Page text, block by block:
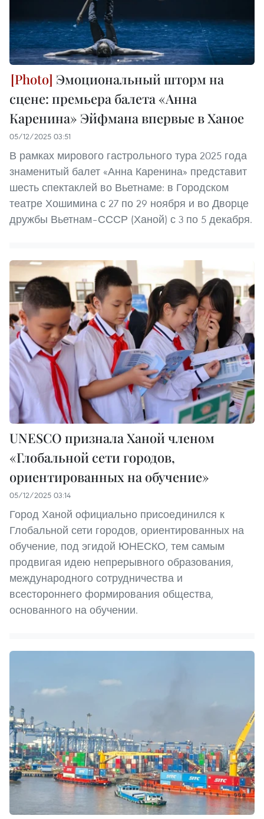
Эмоциональный шторм на
сцене: премьера балета «Анна
Каренина» Эйфмана впервые в Ханое
05/12/2025 03:51
В рамках мирового гастрольного тура 2025 года
знаменитый балет «Анна Каренина» представит
шесть спектаклей во Вьетнаме: в Городском
театре Хошимина с 27 по 29 ноября и во Дворце
дружбы Вьетнам–СССР (Ханой) с 3 по 5 декабря.
UNESCO признала Ханой членом
«Глобальной сети городов,
ориентированных на обучение»
05/12/2025 03:14
Город Ханой официально присоединился к
Глобальной сети городов, ориентированных на
обучение, под эгидой ЮНЕСКО, тем самым
продвигая идею непрерывного образования,
международного сотрудничества и
всестороннего формирования общества,
основанного на обучении.